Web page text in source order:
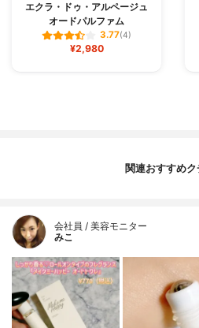
エクラ・ドゥ・アルページュ
オードパルファム
3.77(4)
¥2,980
関連おすすめク
会社員 / 美容モニター
みこ